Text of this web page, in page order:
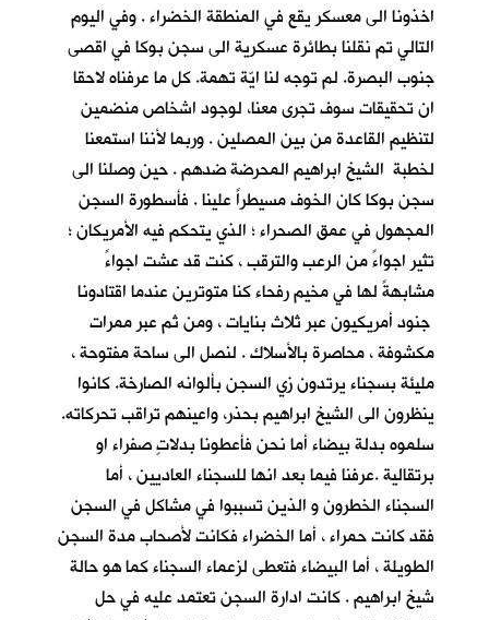
اخذونا الى معسكر يقع في المنطقة الخضراء . وفي اليوم
التالي تم نقلنا بطائرة عسكرية الى سجن بوكا في اقصى
جنوب البصرة. لم توجه لنا ايّة تهمة. كل ما عرفناه لاحقا
ان تحقيقات سوف تجرى معنا، لوجود اشخاص منضمين
لتنظيم القاعدة من بين المصلين . وربما لأننا استمعنا
لخطبة الشيخ ابراهيم المحرضة ضدهم . حين وصلنا الى
سجن بوكا كان الخوف مسيطراً علينا . فأسطورة السجن
المجهول في عمق الصحراء ؛ الذي يتحكم فيه الأمريكان ؛
تثير اجواءً من الرعب والترقب ، كنت قد عشت اجواءً
مشابهةً لها في مخيم رفحاء كنا متوترين عندما اقتادونا
جنود أمريكيون عبر ثلاث بنايات ، ومن ثم عبر ممرات
مكشوفة ، محاصرة بالأسلاك . لنصل الى ساحة مفتوحة ،
مليئة بسجناء يرتدون زي السجن بألوانه الصارخة. كانوا
ينظرون الى الشيخ ابراهيم بحذر، واعينهم تراقب تحركاته.
سلموه بدلة بيضاء أما نحن فأعطونا بدلاتٍ صفراء او
برتقالية .عرفنا فيما بعد انها للسجناء العاديين ، أما
السجناء الخطرون و الذين تسببوا في مشاكل في السجن
فقد كانت حمراء ، أما الخضراء فكانت لأصحاب مدة السجن
الطويلة ، أما البيضاء فتعطى لزعماء السجناء كما هو حالة
شيخ ابراهيم . كانت ادارة السجن تعتمد عليه في حل